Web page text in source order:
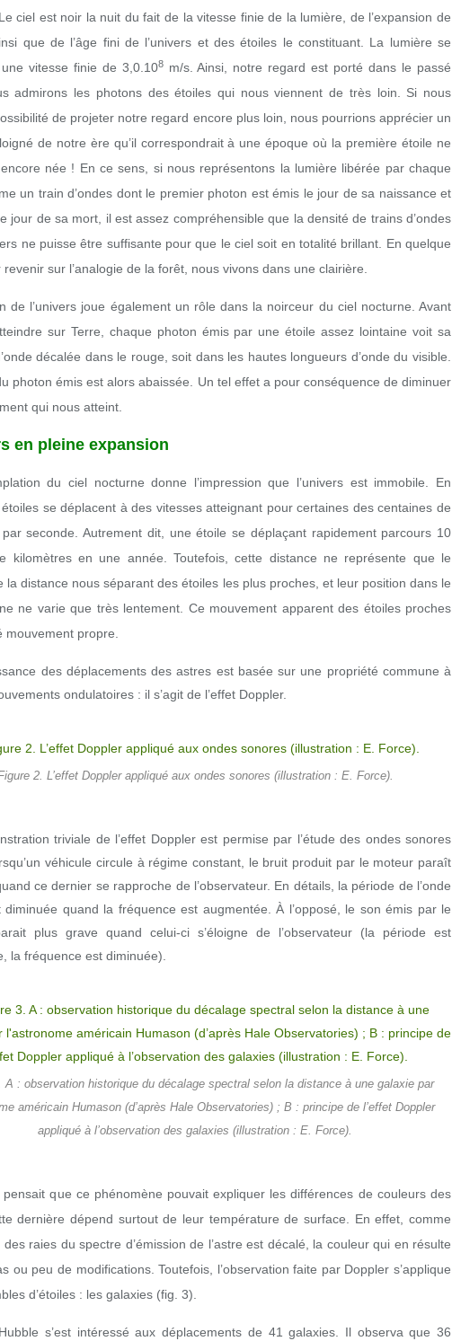
ciel est noir la nuit du fait de la vitesse finie de la lumière, de l’expansion de
que de l’âge fini de l’univers et des étoiles le constituant. La lumière se
vitesse finie de 3,0.108m/s. Ainsi, notre regard est porté dans le passé
admirons les photons des étoiles qui nous viennent de très loin. Si nous
de projeter notre regard encore plus loin, nous pourrions apprécier un
de notre ère qu’il correspondrait à une époque où la première étoile ne
née ! En ce sens, si nous représentons la lumière libérée par chaque
un train d’ondes dont le premier photon est émis le jour de sa naissance et
jour de sa mort, il est assez compréhensible que la densité de trains d’ondes
ne puisse être suffisante pour que le ciel soit en totalité brillant. En quelque
sur l’analogie de la forêt, nous vivons dans une clairière.
de l’univers joue également un rôle dans la noirceur du ciel nocturne. Avant
sur Terre, chaque photon émis par une étoile assez lointaine voit sa
décalée dans le rouge, soit dans les hautes longueurs d’onde du visible.
photon émis est alors abaissée. Un tel effet a pour conséquence de diminuer
qui nous atteint.
en pleine expansion
du ciel nocturne donne l’impression que l’univers est immobile. En
se déplacent à des vitesses atteignant pour certaines des centaines de
par seconde. Autrement dit, une étoile se déplaçant rapidement parcours 10
kilomètres en une année. Toutefois, cette distance ne représente que le
la distance nous séparant des étoiles les plus proches, et leur position dans le
ne varie que très lentement. Ce mouvement apparent des étoiles proches
mouvement propre.
des déplacements des astres est basée sur une propriété commune à
ondulatoires : il s’agit de l’effet Doppler.
2. L’effet Doppler appliqué aux ondes sonores (illustration : E. Force).
triviale de l’effet Doppler est permise par l’étude des ondes sonores
véhicule circule à régime constant, le bruit produit par le moteur paraît
ce dernier se rapproche de l’observateur. En détails, la période de l’onde
diminuée quand la fréquence est augmentée. À l’opposé, le son émis par le
plus grave quand celui-ci s’éloigne de l’observateur (la période est
la fréquence est diminuée).
A : observation historique du décalage spectral selon la distance à une galaxie par
américain Humason (d’après Hale Observatories) ; B : principe de l’effet Doppler
appliqué à l’observation des galaxies (illustration : E. Force).
pensait que ce phénomène pouvait expliquer les différences de couleurs des
dernière dépend surtout de leur température de surface. En effet, comme
des raies du spectre d’émission de l’astre est décalé, la couleur qui en résulte
ou peu de modifications. Toutefois, l’observation faite par Doppler s’applique
d’étoiles : les galaxies (fig. 3).
s’est intéressé aux déplacements de 41 galaxies. Il observa que 36